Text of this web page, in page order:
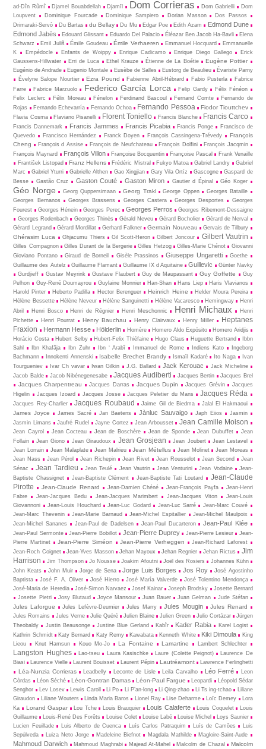
ad-Dîn Rûmî Djamel Bouabdellah Djamīl Dom Corrieras Dom Gabrielli
Dom
Loupvent
Dominique Fourcade Dominique Sampiero Dorian Masson
Dos Passos
Drimaraki-Servò
Du Bartas du Bellay Du Mu Edgar Poe Edith Azam
Edmond Dune
Edmond Jabès
Edouard Glissant Eduardo Del Palacio Éléazar Ben Jacob Ha-Bavli
Elena
Schwarz
Emil Juliš Émile Goudeau Émile Verhaeren Emmanuel Hocquard
Emmanuelle
K
Empédocle Enfants de Woippy Enrique Cadicamo Enrique Diego Gallego
Erick
Gaussens-Hillwater
Erri de Luca Ethel Krauze Étienne de La Boétie Eugène Pottier
Eugénio de Andrade Eugenio Montale Eusèbe de Salles Eustorg de Beaulieu
Évariste Parny
Évelyne Salope Nourtier
Ezra Pound Fabienne Abril-Hébrard Fabio Pusterla
Fabrice
Farre
Fabrice Marzuolo Federico García Lorca Felip Gardy
Félix Fénéon
Felix Leclerc
Félix Moreau Fénelon Ferdinand Bascoul Fernand Comte
Fernando de
Rojas
Fernando Echevarría Fernando Ochoa Fernando Pessoa Fiodor Tiouttchev
Flavia Cosma Flaviano Pisanelli Florent Toniello Francis Blanche Francis Carco
Francis Dannemark Francis Jammes Francis Picabia Francis Ponge
Francisco de
Quevedo
Francisco Hernández Franck Doyen François Cassingena-Trévedy
François
Cheng
François d Assise François de Neufchateau François Dolfini
François Jacqmin
François Maynard
François Villon Françoise Bocquentin Françoise Pascal
Frank Venaille
František Listopad
Franz Hellens Frédéric Mistral Fukyo Matoa Gabriel Landry
Gabriel
Marc
Gabriel Yturri Gabrielle Althen Gao Xingjian Gary Vila Ortíz Gascogne
Gaspard de
Besse
Gastão Cruz Gaston Couté Gaston Miron Gautier d Épinal Géo Koger
Géo Norge Georg Quppersimaan Georg Trakl George Oppen
Georges Bataille
Georges Bernanos
Georges Brassens Georges Castera Georges Desportes
Georges
Fourest
Georges Hénein Georges Perec Georges Perros
Georges Ribemont-Dessaigne
Georges Rodenbach
Georges Thinès Gérald Neveu Gérard Bocholier
Gérard de Nerval
Gérard Legrand
Gérard Mordillat Gerhard Falkner Germain Nouveau Gervais de Tilbury
Ghérasim Luca Ghjacumu Thiers Gil Scott-Heron Gilbert Joncour Gilbert Vautrin
Gilles Compagnon Gilles Durant de la Bergerie Gilles Hetzog Gilles-Marie Chénot
Giovanni
Gioviano Pontano
Giraud de Borneil Gisèle Prassinos Giuseppe Ungaretti
Goethe
Guillaume des Autelz
Guillaume Flamant Guillaume IX d Aquitaine Guillevic
Günter Navky
Gurdjieff
Gustav Meyrink Gustave Flaubert Guy de Maupassant Guy Goffette
Guy
Pelhon
Guy-René Dou­may­rou Guylaine Monnier Han-Shan Hans Liep
Haris Vlavianos
Harold Pinter
Heberto Padilla Hector Berenguer Heinrich Heine
Helder Moura Pereira
Hélène Bessette
Hélène Neveur Hélène Sanguinetti Hélène Vacaresco Hemingway
Henri
Abril
Henri Bosco Henri de Régnier Henri Meschonnic Henri Michaux
Henri
Pichette
Henri Pourrat Henry Bauchau Henry Clairvaux Henry Miller
Heptanes
Fraxion
Hermann Hesse Hölderlin Homère Homero Aldo Expósito
Homero Aridjis
Horácio Costa
Hubert Selby Hubert-Felix Thiéfaine Hugo Claus Huguette Bertrand
Ibbn
Sahl
Ibn Khafâja Ibn Zuhr Ibn ‘ Arabî Immanuel de Rome Indiens Kato
Ingeborg
Bachmann
Innokenti Annenski Isabelle Brechet Brandy Ismaïl Kadaré Ito Naga
Ivan
Tourgueniev
Ivar Ch vavar Iwan Gilkin J.G. Ballard Jack Kerouac
Jack Micheline
Jacob Balde
Jacob Nibénegenesabe Jacques Audiberti Jacques Bertin Jacques Brel
Jacques Charpentreau Jacques Darras Jacques Dupin Jacques Grévin
Jacques
Higelin
Jacques Izoard Jacques Josse Jacques Peletier du Mans Jacques Réda
Jacques Rey-Charlier Jacques Roubaud Jaime Gil de Biedma Jalal El Hakmaoui
James Joyce James Sacré Jan Baetens Jànluc Sauvaigo Japh Eiios
Jasmin
Jasmin Limans
Jaufré Rudel Jayne Cortez Jean Arbousset Jean Camille Moison
Jean Cayrol Jean Cocteau Jean de Boschère Jean de Sponde Jean Dubuffet
Jean
Follain
Jean Giono Jean Giraudoux Jean Grosjean Jean Joubert
Jean Lestavel
Jean Lorrain
Jean Malaplate Jean Malrieu Jean Métellus Jean Molinet
Jean Moreas
Jean Nass
Jean Pérol Jean Richepin Jean Rivet Jean Rousselot Jean Second
Jean
Sénac
Jean Tardieu Jean Teulé Jean Vautrin Jean Venturini Jean Vodaine
Jean-
Baptiste Chassignet
Jean-Baptiste Clément Jean-Baptiste Tati Loutard
Jean-Claude
Pirotte
Jean-Claude Renard Jean-Damien Chéné Jean-François Payfa
Jean-Henri
Fabre
Jean-Jacques Bedu Jean-Jacques Marimbert Jean-Jacques Viton
Jean-Louis
Giovannoni
Jean-Louis Houchard Jean-Luc Godard Jean-Luc Sarré
Jean-Marc Couvé
Jean-Marc Thevenin
Jean-Marie Barnaud Jean-Michel Espitallier
Jean-Michel Maulpoix
Jean-Michel Sananes
Jean-Paul de Dadelsen Jean-Paul Ducarteron Jean-Paul Klée
Jean-Paul Sermonte Jean-Pierre Bobillot Jean-Pierre Duprey Jean-Pierre Lesieur
Jean-
Pierre Martinet
Jean-Pierre Siméon Jean-Pierre Verheggen
Jean-Richard Laforest
Jean-Roch Coignet
Jean-Yves Masson Jehan Mayoux Jehan Regnier Jehan Rictus
Jim
Harrison
Jim Thompson Jo Nousse Joakim Afoutni Joël des Rosiers
Johannes Kühn
John Keats
John Muir Jorge de Sena Jorge Luis Borges Jos Roy
José Agostinho
Baptista
José F. A. Oliver José Hierro José María Valverde
José Tolentino Mendonça
José-Maria de Heredia
José-Simon Narvaez Josef Kainar Joseph Brodsky
Josette Bernard
Josette Pietri
Josy Blutaud Joyce Mansour Juan Bauer Juan Gelman Jude Stéfan
Jules Laforgue Jules Lefèvre-Deumier Jules Marry Jules Mougin Jules Renard
Jules Romains Jules Verne Julie Quéré Julien Blaine Julien Green Julio Cortázar
Jürgen
Theobaldy
Justin Beausonge Justine Blue Gerland Kabîr Kader Rabia
Karel Logist
Kathrin Schmidt
Katy Bernard Katy Remy Kawabata Kenneth White Kiki Dimoula
King
Lieou
Knut Hamsun Kouo Mo-Jo La Fontaine Lamartine Lambert Schlechter
Langston Hughes Lao-tseu Laura Kasischke Laure (Colette Peignot)
Laurence De
Biasi
Laurence Vielle Laurent Bouisset Laurent Pépin Lautréamont Lawrence Ferlinghetti
Léa-Nunzia Corrieras Leadbelly Leconte de Lisle Leila Carvalho Léo Ferré
Leon
Còrdas
Léon Séché Léon-Gontran Damas Léon-Paul Fargue Leopardi
Léopold Sédar
Senghor
Lev Losev Lewis Caroll Li Po Li P’an-long Li Qing-zhao Li Ts ing-tchao
Liliane
Giraudon
Liliane Wouters Linda Maria Baros Lionel Ray Lise Deharme Loïc Demey
Lora
Ka
Lorand Gaspar Lou Tche Louis Brauquier Louis Calaferte Louis Coquelet
Louis
Guillaume
Louis-René Des Forêts Louise Colet Louise Labé Louise Michel
Loys Saunier
Lucien Feuillade
Luis Alberto de Cuenca Luís Carlos Patraquim Luís de Camões
Luis
Sepúlveda
Luiza Neto Jorge Madeleine Biefnot Magdala Mathilde Magloire-Saint-Aude
Mahmoud Darwich Mahmoud Maghrabi Majead At-Mahel Malcolm de Chazal
Malcolm